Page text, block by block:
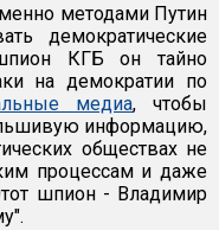
методами Путин
демократические
КГБ он тайно
на демократии по
медиа, чтобы
информацию,
обществах не
процессам и даже
шпион - Владимир